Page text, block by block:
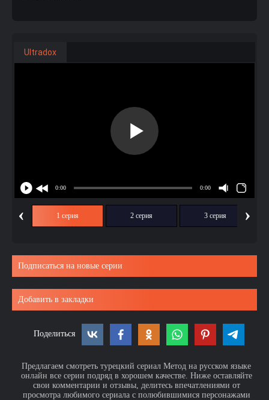
Ultradox
‹ 1 серия 2 серия 3 серия ›
Подписаться на новые серии
Добавить в закладки
Поделиться
Предлагаем смотреть турецкий сериал Метод на русском языке
онлайн все серии подряд в хорошем качестве. Ниже оставляйте
свои комментарии и отзывы, делитесь впечатлениями от
просмотра любимого сериала с полюбившимися персонажами